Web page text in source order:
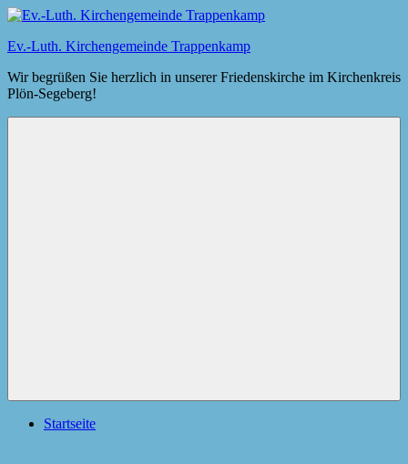
Zum
springen
Ev.-Luth. Kirchengemeinde Trappenkamp
Wir begrüßen Sie herzlich in unserer Friedenskirche im Kirchenkreis
Plön-Segeberg!
Startseite